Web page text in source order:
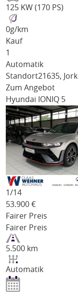
125 KW (170 PS)
0g/km
Kauf
1
Automatik
Standort21635, Jork
Zum Angebot
Hyundai IONIQ 5
1/14
53.900 €
Fairer Preis
Fairer Preis
5.500 km
Automatik